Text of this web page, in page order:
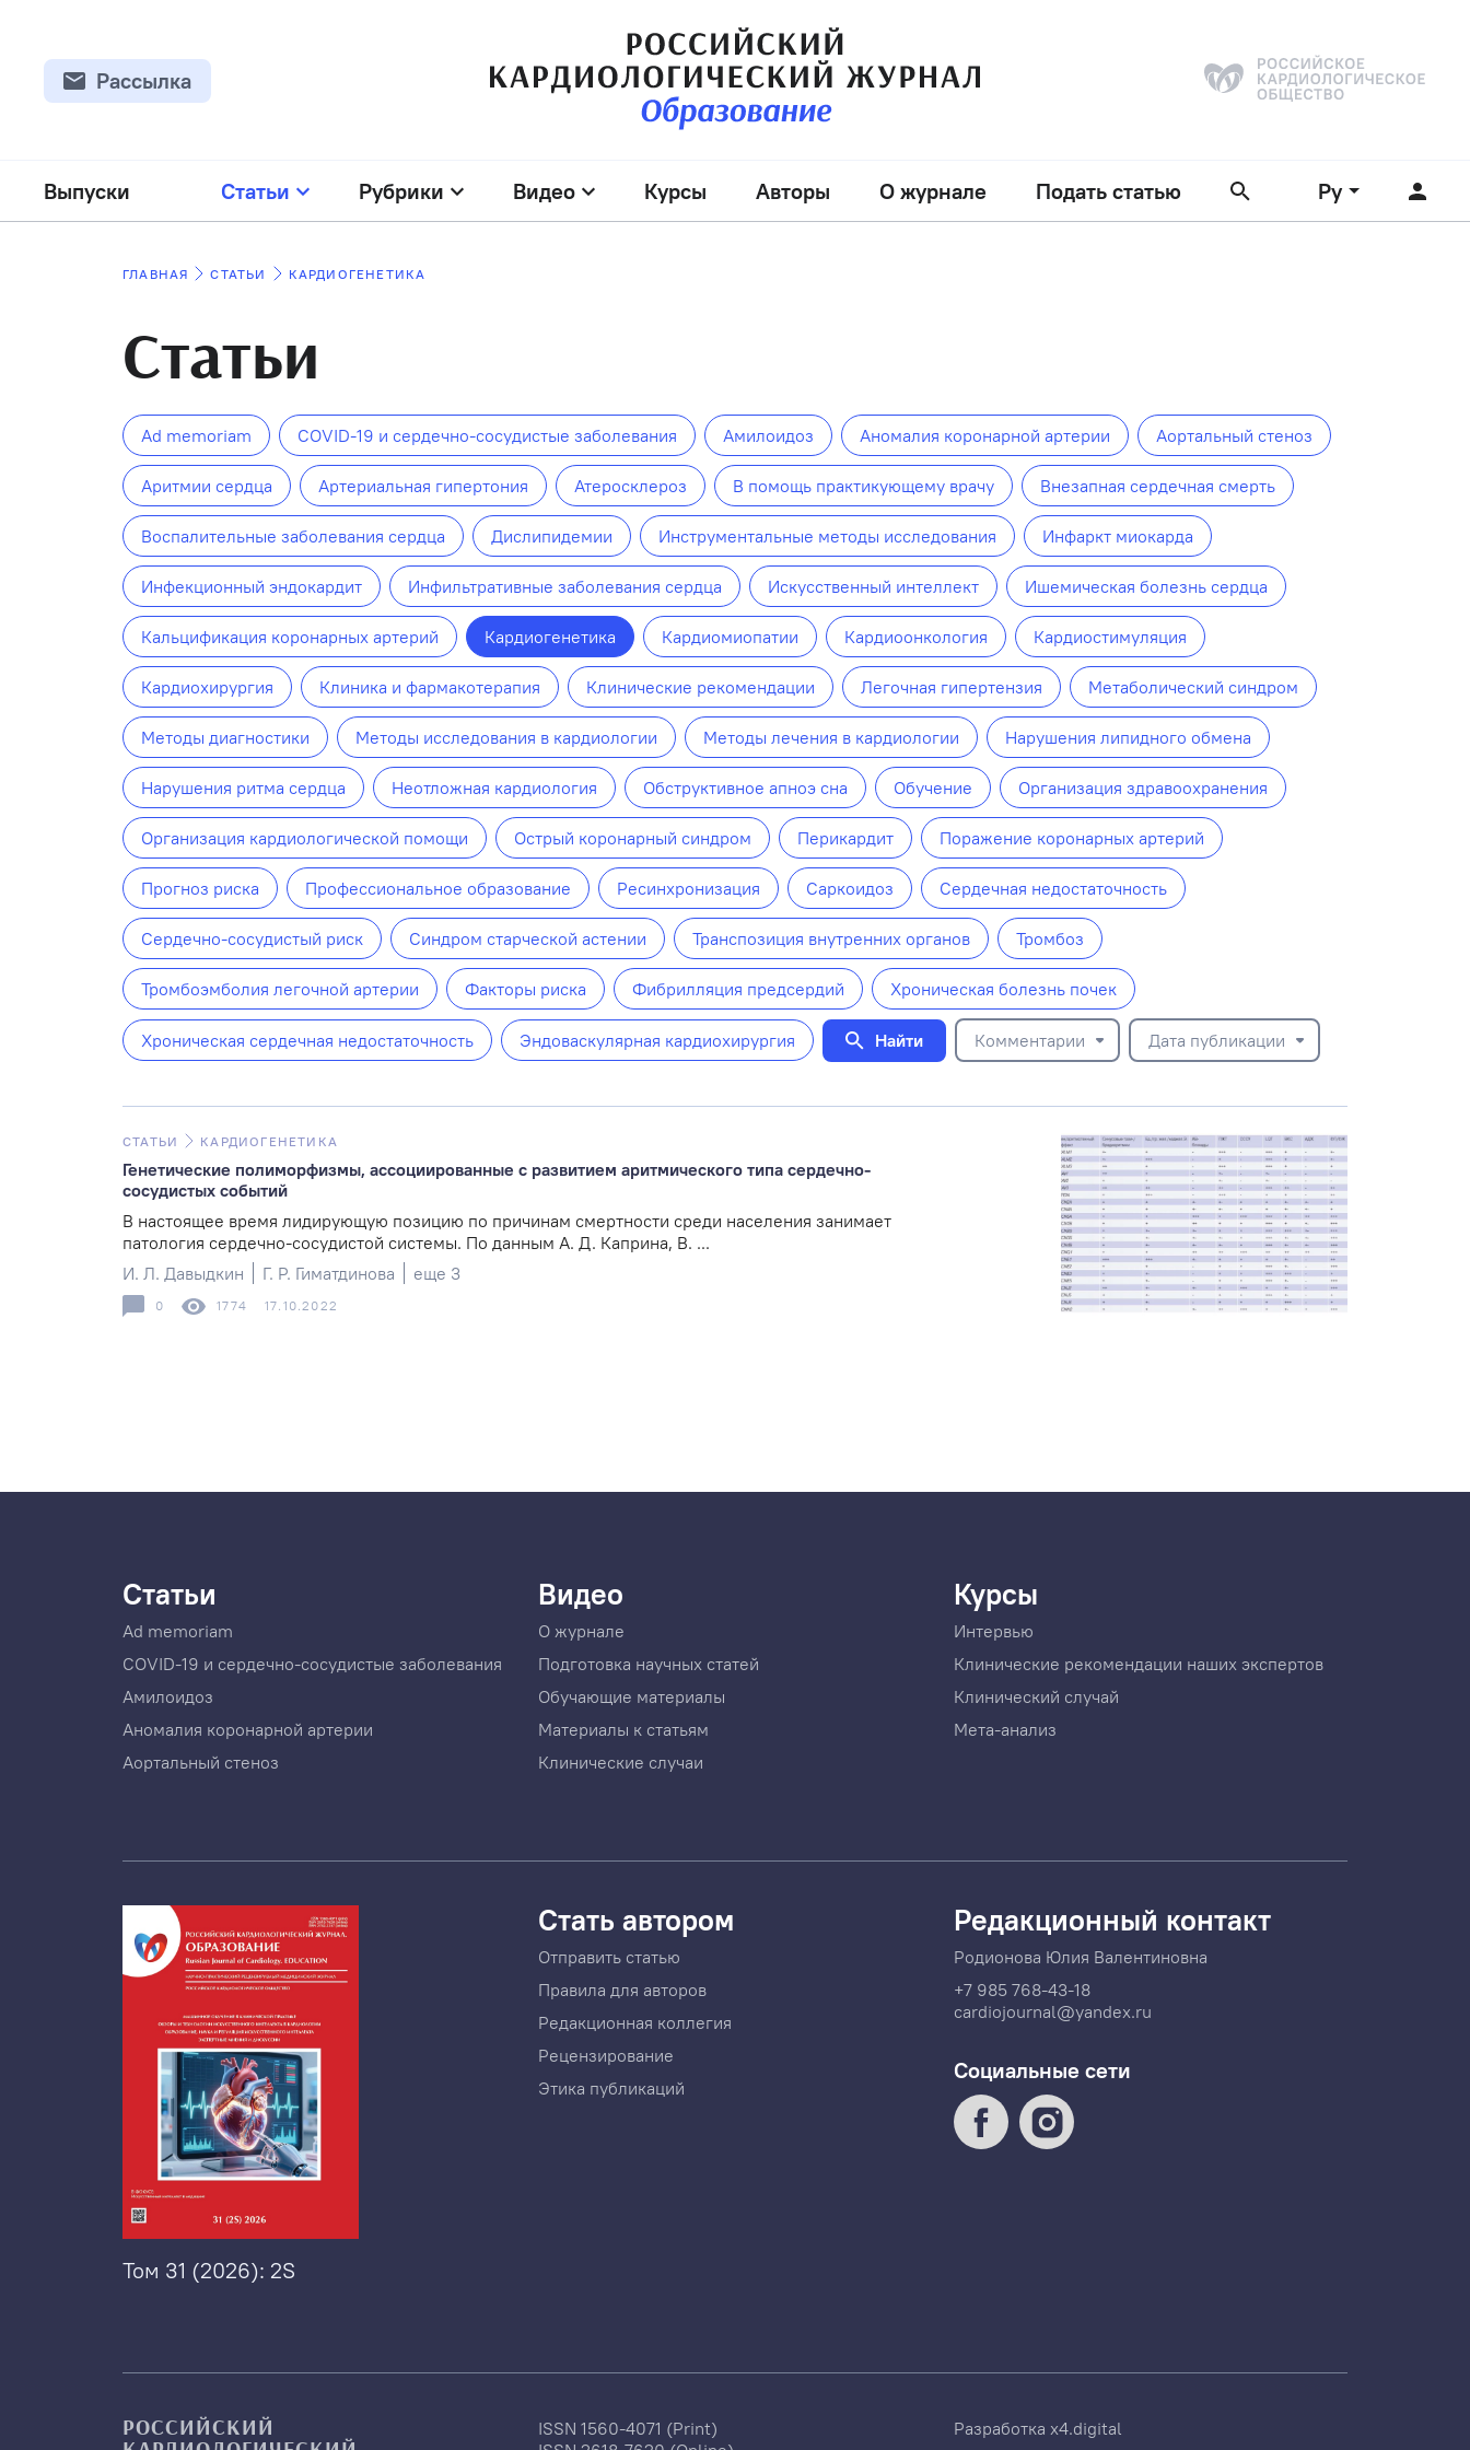
Рассылка
Выпуски Статьи Рубрики Видео Курсы Авторы О журнале Подать статью Ру
ГЛАВНАЯ СТАТЬИ КАРДИОГЕНЕТИКА
Статьи
Ad memoriam COVID-19 и сердечно-сосудистые заболевания Амилоидоз Аномалия коронарной артерии Аортальный стеноз
Аритмии сердца Артериальная гипертония Атеросклероз В помощь практикующему врачу Внезапная сердечная смерть
Воспалительные заболевания сердца Дислипидемии Инструментальные методы исследования Инфаркт миокарда
Инфекционный эндокардит Инфильтративные заболевания сердца Искусственный интеллект Ишемическая болезнь сердца
Кальцификация коронарных артерий Кардиогенетика Кардиомиопатии Кардиоонкология Кардиостимуляция
Кардиохирургия Клиника и фармакотерапия Клинические рекомендации Легочная гипертензия Метаболический синдром
Методы диагностики Методы исследования в кардиологии Методы лечения в кардиологии Нарушения липидного обмена
Нарушения ритма сердца Неотложная кардиология Обструктивное апноэ сна Обучение Организация здравоохранения
Организация кардиологической помощи Острый коронарный синдром Перикардит Поражение коронарных артерий
Прогноз риска Профессиональное образование Ресинхронизация Саркоидоз Сердечная недостаточность
Сердечно-сосудистый риск Синдром старческой астении Транспозиция внутренних органов Тромбоз
Тромбоэмболия легочной артерии Факторы риска Фибрилляция предсердий Хроническая болезнь почек
Хроническая сердечная недостаточность Эндоваскулярная кардиохирургия Найти Комментарии Дата публикации
СТАТЬИ КАРДИОГЕНЕТИКА
Генетические полиморфизмы, ассоциированные с развитием аритмического типа сердечно-
сосудистых событий
В настоящее время лидирующую позицию по причинам смертности среди населения занимает
патология сердечно-сосудистой системы. По данным А. Д. Каприна, В. ...
И. Л. Давыдкин
Г. Р. Гиматдинова еще 3
0 1774 17.10.2022
Статьи
Ad memoriam
COVID-19 и сердечно-сосудистые заболевания
Амилоидоз
Аномалия коронарной артерии
Аортальный стеноз
Видео
О журнале
Подготовка научных статей
Обучающие материалы
Материалы к статьям
Клинические случаи
Курсы
Интервью
Клинические рекомендации наших экспертов
Клинический случай
Мета-анализ
Том 31 (2026): 2S
Стать автором
Отправить статью
Правила для авторов
Редакционная коллегия
Рецензирование
Этика публикаций
Редакционный контакт
Родионова Юлия Валентиновна
+7 985 768-43-18
cardiojournal@yandex.ru
Социальные сети
РОССИЙСКИЙ
ISSN 1560-4071 (Print)
Разработка x4.digital